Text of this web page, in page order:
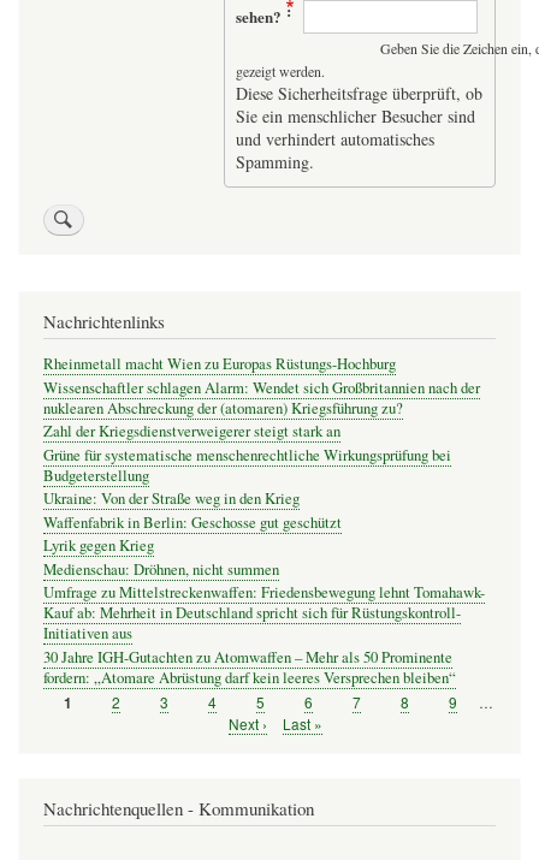
sehen?
Geben Sie die Zeichen
gezeigt werden.
Diese Sicherheitsfrage überprüft, ob
Sie ein menschlicher Besucher sind
und verhindert automatisches
Spamming.
Nachrichtenlinks
Rheinmetall macht Wien zu Europas Rüstungs-Hochburg
Wissenschaftler schlagen Alarm: Wendet sich Großbritannien nach der
nuklearen Abschreckung der (atomaren) Kriegsführung zu?
Zahl der Kriegsdienstverweigerer steigt stark an
Grüne für systematische menschenrechtliche Wirkungsprüfung bei
Budgeterstellung
Ukraine: Von der Straße weg in den Krieg
Waffenfabrik in Berlin: Geschosse gut geschützt
Lyrik gegen Krieg
Medienschau: Dröhnen, nicht summen
Umfrage zu Mittelstreckenwaffen: Friedensbewegung lehnt Tomahawk-
Kauf ab: Mehrheit in Deutschland spricht sich für Rüstungskontroll-
Initiativen aus
30 Jahre IGH-Gutachten zu Atomwaffen – Mehr als 50 Prominente
fordern: „Atomare Abrüstung darf kein leeres Versprechen bleiben“
Seitennummerierung
Seite
1 Seite
2 Seite
3 Seite
4 Seite
5 Seite
6 Seite
7 Seite
8 Seite
9
…
Nächste
Next ›
Letzte
Last »
Nachrichtenquellen - Kommunikation